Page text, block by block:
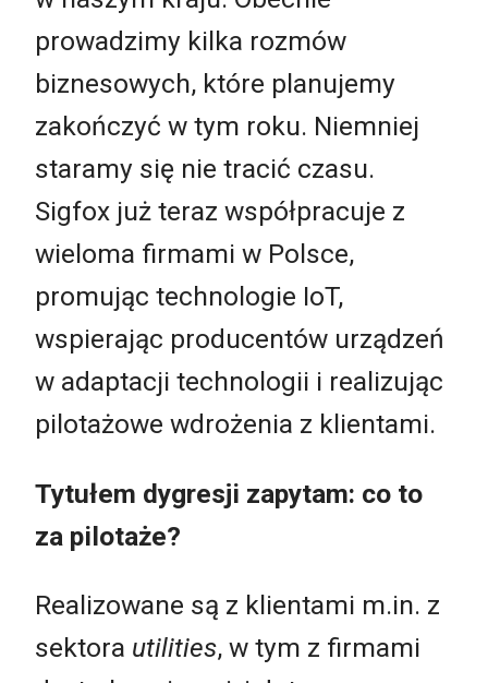
prowadzimy kilka rozmów
biznesowych, które planujemy
zakończyć w tym roku. Niemniej
staramy się nie tracić czasu.
Sigfox już teraz współpracuje z
wieloma firmami w Polsce,
promując technologie IoT,
wspierając producentów urządzeń
w adaptacji technologii i realizując
pilotażowe wdrożenia z klientami.
Tytułem dygresji zapytam: co to
za pilotaże?
Realizowane są z klientami m.in. z
sektora utilities, w tym z firmami